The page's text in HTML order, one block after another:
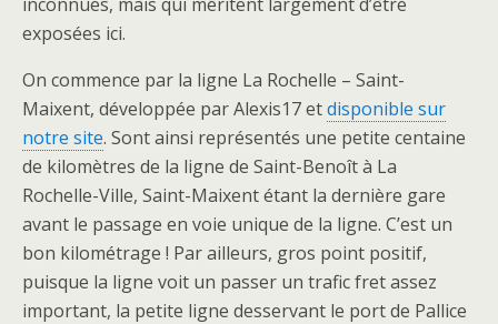
exposées ici.
On commence par la ligne La Rochelle – Saint-
Maixent, développée par Alexis17 etdisponible sur
notre site. Sont ainsi représentés une petite centaine
de kilomètres de la ligne de Saint-Benoît à La
Rochelle-Ville, Saint-Maixent étant la dernière gare
avant le passage en voie unique de la ligne. C’est un
bon kilométrage ! Par ailleurs, gros point positif,
puisque la ligne voit un passer un trafic fret assez
important, la petite ligne desservant le port de Pallice